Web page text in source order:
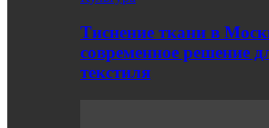
Тиснение ткани в
современное решение
текстиля